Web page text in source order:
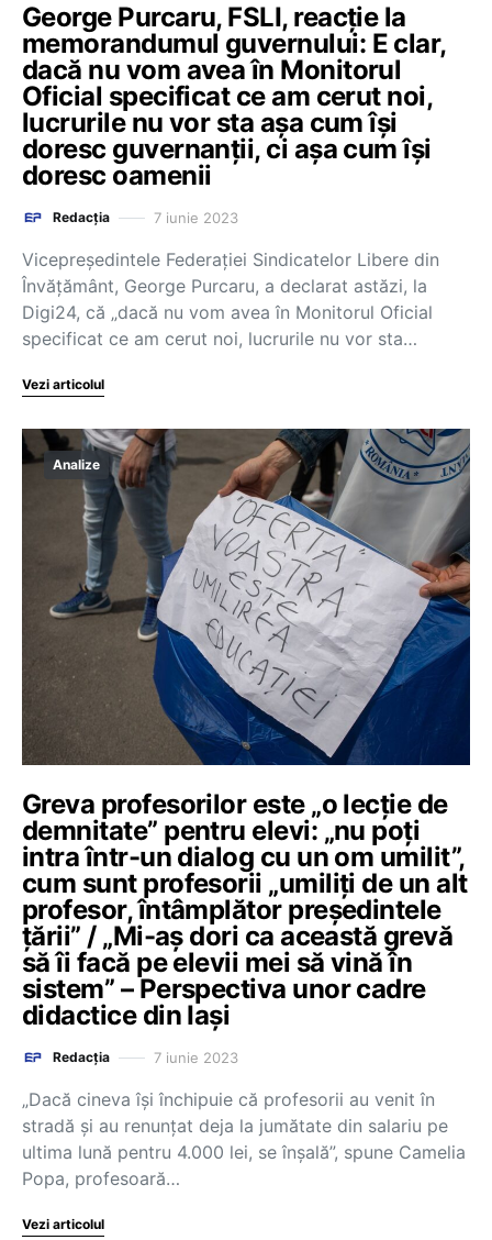
George Purcaru, FSLI, reacție la
memorandumul guvernului: E clar,
dacă nu vom avea în Monitorul
Oficial specificat ce am cerut noi,
lucrurile nu vor sta așa cum își
doresc guvernanții, ci așa cum își
doresc oamenii
Redacția 7 iunie 2023
Vicepreședintele Federației Sindicatelor Libere din
Învățământ, George Purcaru, a declarat astăzi, la
Digi24, că „dacă nu vom avea în Monitorul Oficial
specificat ce am cerut noi, lucrurile nu vor sta…
Vezi articolul
Analize
Greva profesorilor este „o lecție de
demnitate” pentru elevi: „nu poți
intra într-un dialog cu un om umilit”,
cum sunt profesorii „umiliți de un alt
profesor, întâmplător președintele
țării” / „Mi-aș dori ca această grevă
să îi facă pe elevii mei să vină în
sistem” – Perspectiva unor cadre
didactice din Iași
Redacția 7 iunie 2023
„Dacă cineva își închipuie că profesorii au venit în
stradă și au renunțat deja la jumătate din salariu pe
ultima lună pentru 4.000 lei, se înșală”, spune Camelia
Popa, profesoară…
Vezi articolul